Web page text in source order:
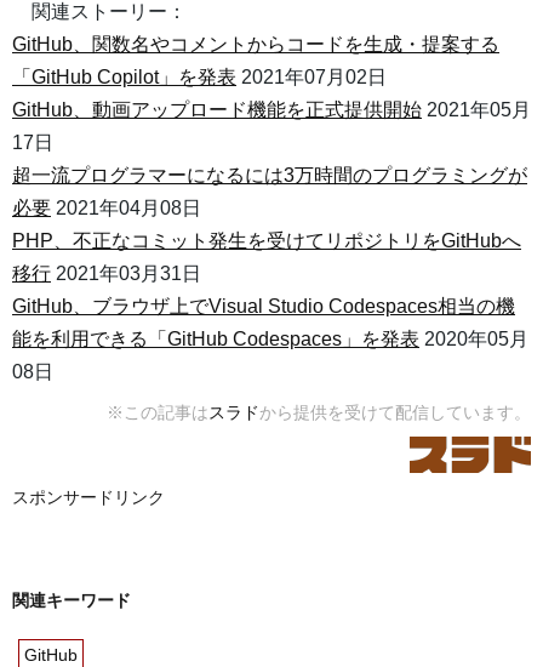
関連ストーリー：
GitHub、関数名やコメントからコードを生成・提案する
「GitHub Copilot」を発表 2021年07月02日
GitHub、動画アップロード機能を正式提供開始 2021年05月
17日
超一流プログラマーになるには3万時間のプログラミングが
必要 2021年04月08日
PHP、不正なコミット発生を受けてリポジトリをGitHubへ
移行 2021年03月31日
GitHub、ブラウザ上でVisual Studio Codespaces相当の機
能を利用できる「GitHub Codespaces」を発表 2020年05月
08日
※この記事はスラドから提供を受けて配信しています。
スポンサードリンク
関連キーワード
GitHub